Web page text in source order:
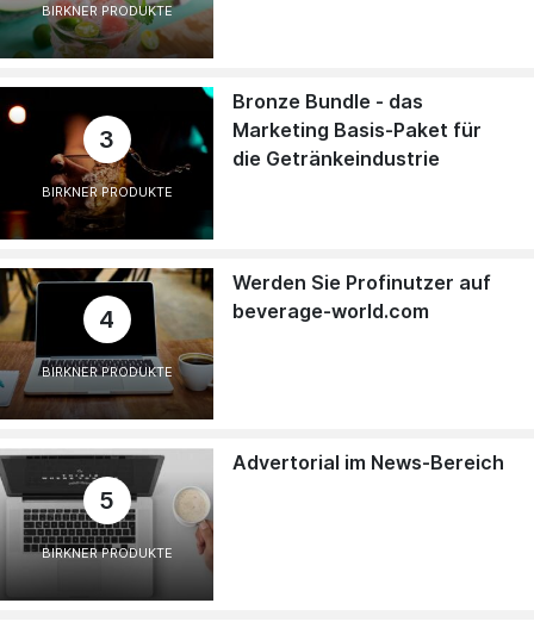
BIRKNER PRODUKTE
3
BIRKNER PRODUKTE
Bronze Bundle - das
Marketing Basis-Paket für
die Getränkeindustrie
4
BIRKNER PRODUKTE
Werden Sie Profinutzer auf
beverage-world.com
5
BIRKNER PRODUKTE
Advertorial im News-Bereich